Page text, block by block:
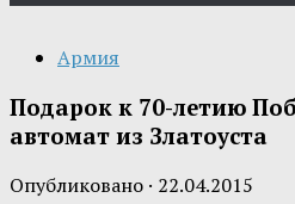
Армия
Подарок к 70-летию
автомат из Златоуста
Опубликовано · 22.04.2015